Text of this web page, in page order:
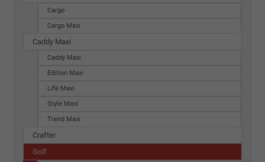
Cargo
Cargo Maxi
Caddy Maxi
Caddy Maxi
Edition Maxi
Life Maxi
Style Maxi
Trend Maxi
Crafter
Golf